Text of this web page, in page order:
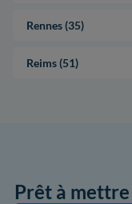
Rennes (35)
Reims (51)
Prêt à